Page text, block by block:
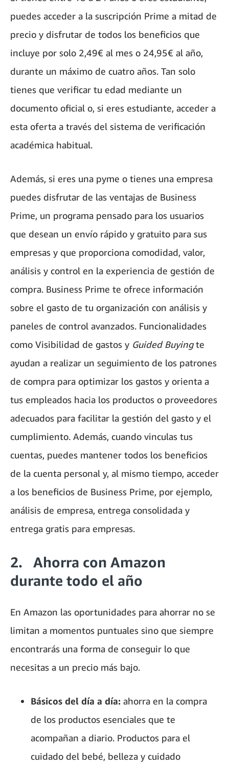
puedes acceder a la suscripción Prime a mitad de
precio y disfrutar de todos los beneficios que
incluye por solo 2,49€ al mes o 24,95€ al año,
durante un máximo de cuatro años. Tan solo
tienes que verificar tu edad mediante un
documento oficial o, si eres estudiante, acceder a
esta oferta a través del sistema de verificación
académica habitual.
Además, si eres una pyme o tienes una empresa
puedes disfrutar de las ventajas de Business
Prime, un programa pensado para los usuarios
que desean un envío rápido y gratuito para sus
empresas y que proporciona comodidad, valor,
análisis y control en la experiencia de gestión de
compra. Business Prime te ofrece información
sobre el gasto de tu organización con análisis y
paneles de control avanzados. Funcionalidades
como Visibilidad de gastos y Guided Buyingte
ayudan a realizar un seguimiento de los patrones
de compra para optimizar los gastos y orienta a
tus empleados hacia los productos o proveedores
adecuados para facilitar la gestión del gasto y el
cumplimiento. Además, cuando vinculas tus
cuentas, puedes mantener todos los beneficios
de la cuenta personal y, al mismo tiempo, acceder
a los beneficios de Business Prime, por ejemplo,
análisis de empresa, entrega consolidada y
entrega gratis para empresas.
2. Ahorra con Amazon
durante todo el año
En Amazon las oportunidades para ahorrar no se
limitan a momentos puntuales sino que siempre
encontrarás una forma de conseguir lo que
necesitas a un precio más bajo.
Básicos del día a día: ahorra en la compra
de los productos esenciales que te
acompañan a diario. Productos para el
cuidado del bebé, belleza y cuidado